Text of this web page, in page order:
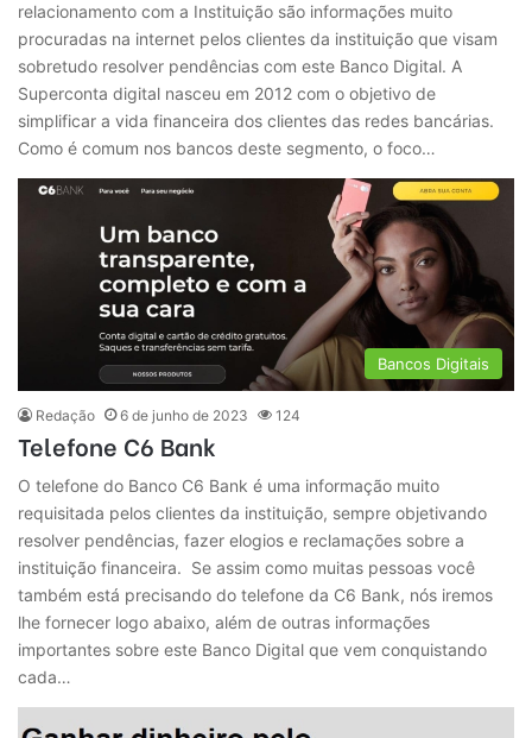
relacionamento com a Instituição são informações muito
procuradas na internet pelos clientes da instituição que visam
sobretudo resolver pendências com este Banco Digital. A
Superconta digital nasceu em 2012 com o objetivo de
simplificar a vida financeira dos clientes das redes bancárias.
Como é comum nos bancos deste segmento, o foco…
Bancos Digitais
Redação 6 de junho de 2023 124
Telefone C6 Bank
O telefone do Banco C6 Bank é uma informação muito
requisitada pelos clientes da instituição, sempre objetivando
resolver pendências, fazer elogios e reclamações sobre a
instituição financeira. Se assim como muitas pessoas você
também está precisando do telefone da C6 Bank, nós iremos
lhe fornecer logo abaixo, além de outras informações
importantes sobre este Banco Digital que vem conquistando
cada…